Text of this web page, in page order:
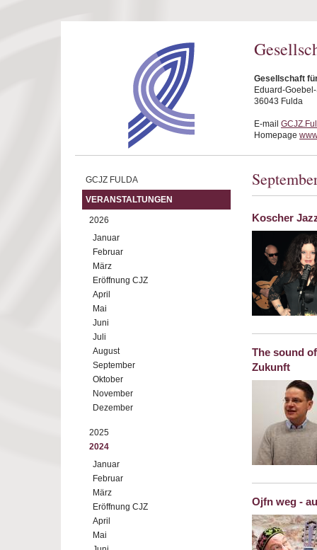
Gesellschaft
Eduard-
36043 Fulda
E-mail
Homepage
GCJZ FULDA
VERANSTALTUNGEN
2026
Januar
Februar
März
Eröffnung CJZ
April
Mai
Juni
Juli
August
September
Oktober
November
Dezember
2025
2024
Januar
Februar
März
Eröffnung CJZ
April
Mai
Koscher
The sound
Zukunft
Ojfn weg -